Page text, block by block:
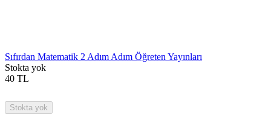
Sıfırdan Matematik 2 Adım Adım Öğreten Yayınları
Stokta yok
40 TL
Stokta yok